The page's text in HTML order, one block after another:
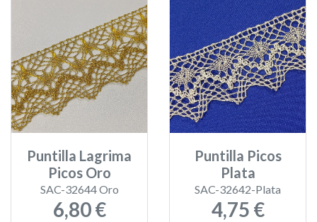
Puntilla Lagrima
Picos Oro
SAC-32644 Oro
6,80 €
Puntilla Picos
Plata
SAC-32642-Plata
4,75 €